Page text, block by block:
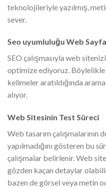
teknolojileriyle yazılmış,
sever.
Seo uyumluluğu Web
SEO çalışmasıyla web
optimize ediyoruz.
kelimeler aratıldığında
alıyor.
Web Sitesinin Test Süreci
Web tasarım çalışmalarının
yapılmadığını gösteren bu
çalışmalar belirlenir. Web
gözden kaçan detaylar
bazen de görsel veya metin